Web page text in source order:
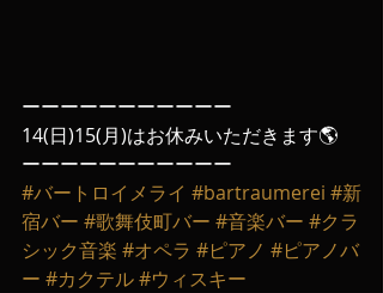
ーーーーーーーーーーー
14(日)15(月)はお休みいただきます🌎
ーーーーーーーーーーー
#バートロイメライ #bartraumerei #新
宿バー #歌舞伎町バー #音楽バー #クラ
シック音楽 #オペラ #ピアノ #ピアノバ
ー #カクテル#ウィスキー